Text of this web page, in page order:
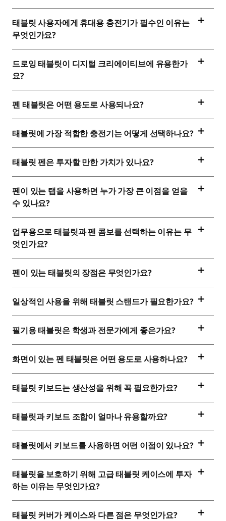
태블릿 사용자에게 휴대용 충전기가 필수인 이유는
무엇인가요?
드로잉 태블릿이 디지털 크리에이티브에 유용한가
요?
펜 태블릿은 어떤 용도로 사용되나요?
태블릿에 가장 적합한 충전기는 어떻게 선택하나요?
태블릿 펜은 투자할 만한 가치가 있나요?
펜이 있는 탭을 사용하면 누가 가장 큰 이점을 얻을
수 있나요?
업무용으로 태블릿과 펜 콤보를 선택하는 이유는 무
엇인가요?
펜이 있는 태블릿의 장점은 무엇인가요?
일상적인 사용을 위해 태블릿 스탠드가 필요한가요?
필기용 태블릿은 학생과 전문가에게 좋은가요?
화면이 있는 펜 태블릿은 어떤 용도로 사용하나요?
태블릿 키보드는 생산성을 위해 꼭 필요한가요?
태블릿과 키보드 조합이 얼마나 유용할까요?
태블릿에서 키보드를 사용하면 어떤 이점이 있나요?
태블릿을 보호하기 위해 고급 태블릿 케이스에 투자
하는 이유는 무엇인가요?
태블릿 커버가 케이스와 다른 점은 무엇인가요?